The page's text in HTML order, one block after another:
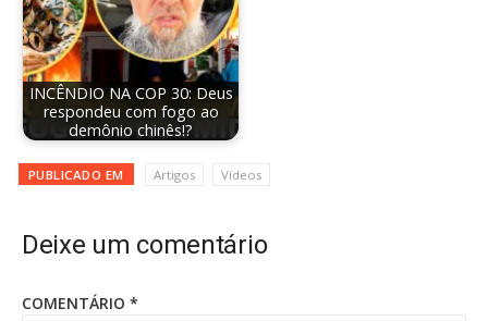
INCÊNDIO NA COP 30: Deus
respondeu com fogo ao
demônio chinês!?
PUBLICADO EM Artigos Vídeos
Deixe um comentário
COMENTÁRIO *